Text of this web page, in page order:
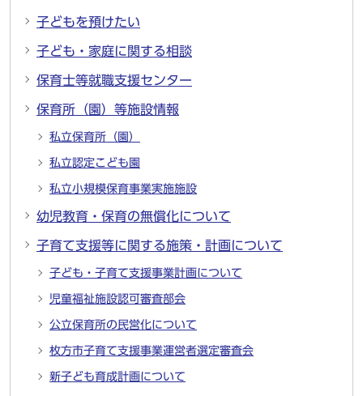
子どもを預けたい
子ども・家庭に関する相談
保育士等就職支援センター
保育所（園）等施設情報
私立保育所（園）
私立認定こども園
私立小規模保育事業実施施設
幼児教育・保育の無償化について
子育て支援等に関する施策・計画について
子ども・子育て支援事業計画について
児童福祉施設認可審査部会
公立保育所の民営化について
枚方市子育て支援事業運営者選定審査会
新子ども育成計画について